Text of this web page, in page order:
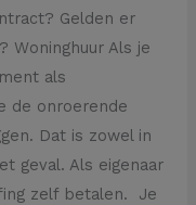
Gelden er
Woninghuur Als je
als
de onroerende
Dat is zowel in
geval. Als eigenaar
zelf betalen. Je